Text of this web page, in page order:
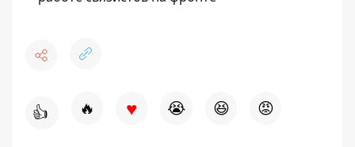
👍 🔥 ♥ 😭 😆 😡